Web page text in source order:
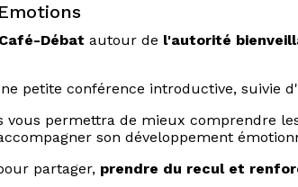
Café-Débat autour de l'autorité
petite conférence introductive, suivie
vous permettra de mieux comprendre
son développement
partager, prendre du recul et